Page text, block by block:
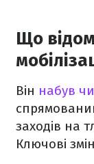
Що
Він набув
заходів на
Ключові